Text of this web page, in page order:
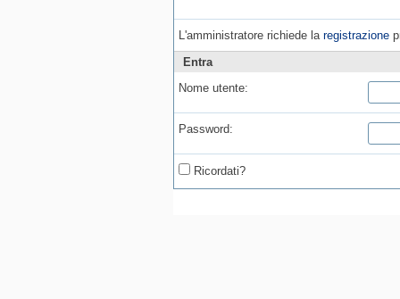
L'amministratore richiede la registrazione
Entra
Nome utente:
Password:
Ricordati?